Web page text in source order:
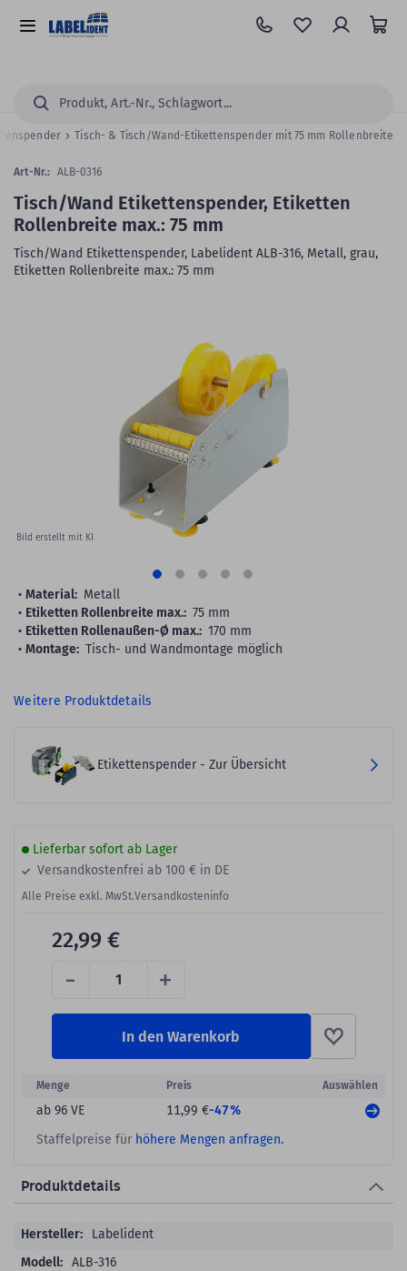
Hauptinhalt
springen
Alle
Suchen...
Tisch- & Tisch/Wand-Etikettenspender mit 75 mm Rollenbreite
Bild erstellt mit KI
Tisch/Wand Etikettenspender, Etiketten
Rollenbreite max.: 75 mm
Tisch/Wand Etikettenspender, Labelident ALB-316, Metall, grau,
Etiketten Rollenbreite max.: 75 mm
Art-Nr.: ALB-0316
Material: Metall
Etiketten Rollenbreite max.: 75 mm
Etiketten Rollenaußen-Ø max.: 170 mm
Montage: Tisch- und Wandmontage möglich
Weitere Produktdetails
Etikettenspender - Zur Übersicht
Lieferbar sofort ab Lager
Versandkostenfrei ab 100 € in DE
Alle Preise exkl. MwSt.Versandkosteninfo
- +
22,99 €
In den Warenkorb
Menge Preis Auswählen
ab 96 VE 11,99 €-47%
Staffelpreise für höhere Mengen anfragen.
Produktdetails
ProduktdetailsLabelident
ALB-316